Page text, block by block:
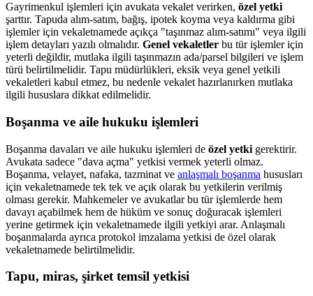
Gayrimenkul işlemleri için avukata vekalet verirken, özel yetki
şarttır. Tapuda alım-satım, bağış, ipotek koyma veya kaldırma gibi
işlemler için vekaletnamede açıkça "taşınmaz alım-satımı" veya ilgili
işlem detayları yazılı olmalıdır. Genel vekaletler bu tür işlemler için
yeterli değildir, mutlaka ilgili taşınmazın ada/parsel bilgileri ve işlem
türü belirtilmelidir. Tapu müdürlükleri, eksik veya genel yetkili
vekaletleri kabul etmez, bu nedenle vekalet hazırlanırken mutlaka
ilgili hususlara dikkat edilmelidir.
Boşanma ve aile hukuku işlemleri
Boşanma davaları ve aile hukuku işlemleri de özel yetki gerektirir.
Avukata sadece "dava açma" yetkisi vermek yeterli olmaz.
Boşanma, velayet, nafaka, tazminat ve anlaşmalı boşanma hususları
için vekaletnamede tek tek ve açık olarak bu yetkilerin verilmiş
olması gerekir. Mahkemeler ve avukatlar bu tür işlemlerde hem
davayı açabilmek hem de hüküm ve sonuç doğuracak işlemleri
yerine getirmek için vekaletnamede ilgili yetkiyi arar. Anlaşmalı
boşanmalarda ayrıca protokol imzalama yetkisi de özel olarak
vekaletnamede belirtilmelidir.
Tapu, miras, şirket temsil yetkisi